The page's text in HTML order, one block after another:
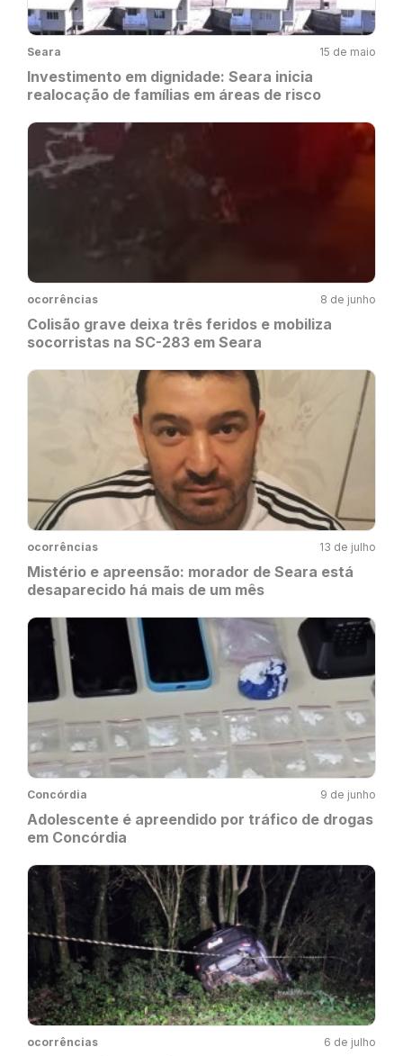
Seara 15 de maio
Investimento em dignidade: Seara inicia
realocação de famílias em áreas de risco
ocorrências 8 de junho
Colisão grave deixa três feridos e mobiliza
socorristas na SC-283 em Seara
ocorrências 13 de julho
Mistério e apreensão: morador de Seara está
desaparecido há mais de um mês
Concórdia 9 de junho
Adolescente é apreendido por tráfico de drogas
em Concórdia
ocorrências 6 de julho